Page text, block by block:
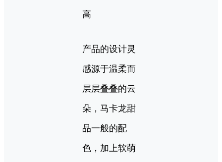
高
产品的设计灵
感源于温柔而
层层叠叠的云
朵，马卡龙甜
品一般的配
色，加上软萌